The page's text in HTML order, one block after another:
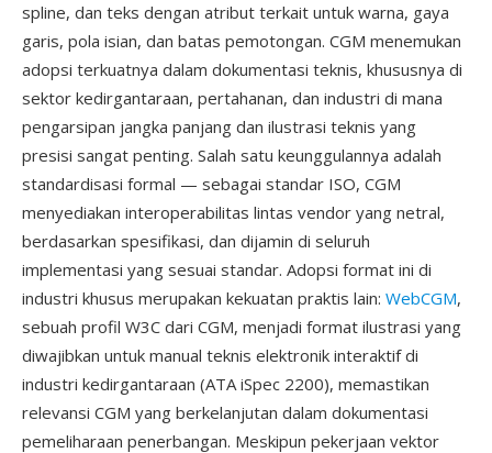
spline, dan teks dengan atribut terkait untuk warna, gaya
garis, pola isian, dan batas pemotongan. CGM menemukan
adopsi terkuatnya dalam dokumentasi teknis, khususnya di
sektor kedirgantaraan, pertahanan, dan industri di mana
pengarsipan jangka panjang dan ilustrasi teknis yang
presisi sangat penting. Salah satu keunggulannya adalah
standardisasi formal — sebagai standar ISO, CGM
menyediakan interoperabilitas lintas vendor yang netral,
berdasarkan spesifikasi, dan dijamin di seluruh
implementasi yang sesuai standar. Adopsi format ini di
industri khusus merupakan kekuatan praktis lain: WebCGM,
sebuah profil W3C dari CGM, menjadi format ilustrasi yang
diwajibkan untuk manual teknis elektronik interaktif di
industri kedirgantaraan (ATA iSpec 2200), memastikan
relevansi CGM yang berkelanjutan dalam dokumentasi
pemeliharaan penerbangan. Meskipun pekerjaan vektor